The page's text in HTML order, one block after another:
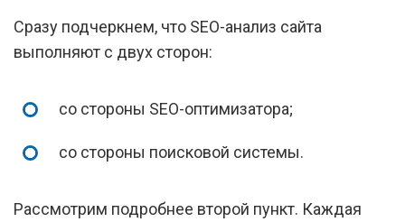
Сразу подчеркнем, что SEO-анализ сайта
выполняют с двух сторон:
со стороны SEO-оптимизатора;
со стороны поисковой системы.
Рассмотрим подробнее второй пункт. Каждая